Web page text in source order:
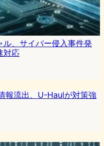
、サイバー侵入事件発
対応
報流出、U-Haulが対策強